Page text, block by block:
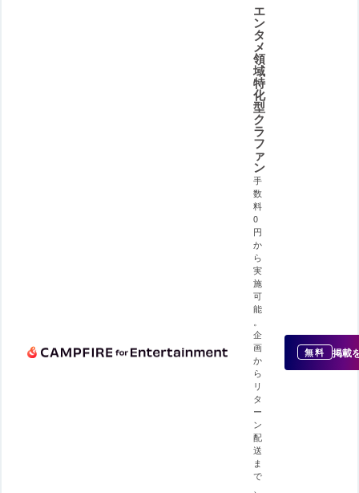
エ
ン
タ
メ
領
域
特
化
型
ク
ラ
フ
ァ
ン
手
数
料
0
円
か
ら
実
施
可
能
企
画
か
ら
リ
タ
ー
ン
配
送
ま
で
無料 掲載